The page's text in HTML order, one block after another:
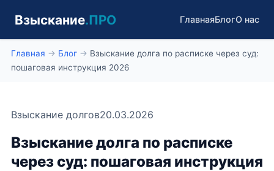
Взыскание.ПРО ГлавнаяБлогО нас
Главная → Блог→ Взыскание долга по расписке через суд:
пошаговая инструкция 2026
Взыскание долгов20.03.2026
Взыскание долга по расписке
через суд: пошаговая инструкция